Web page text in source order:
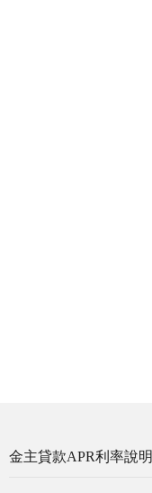
金主貸款APR利率說明